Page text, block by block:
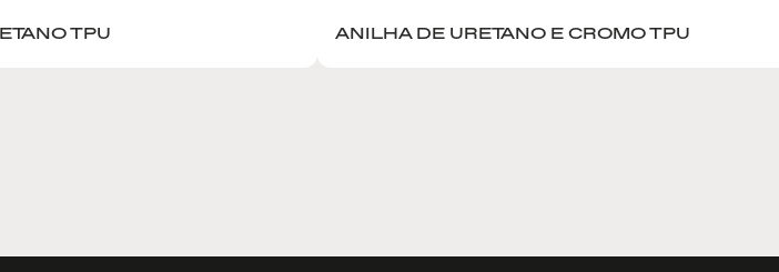
TPU ANILHA DE URETANO E CROMO TPU